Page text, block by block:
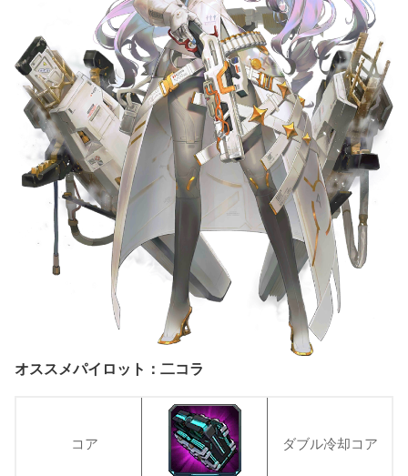
オススメパイロット：二コラ
コア ダブル冷却コア